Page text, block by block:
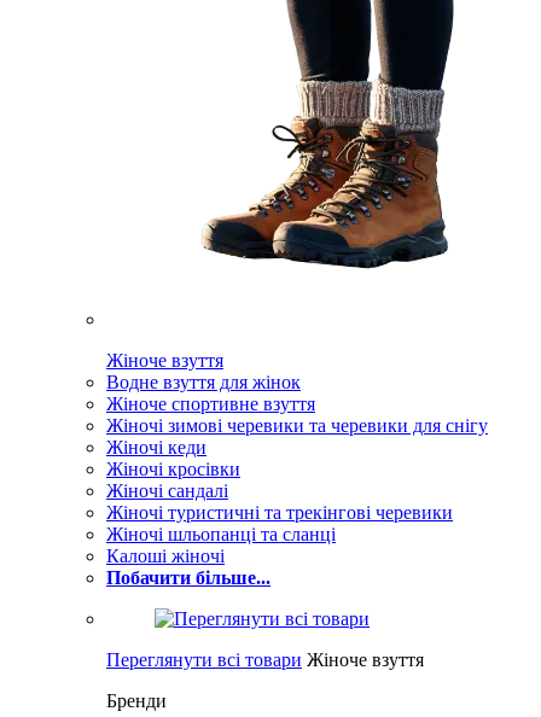
Жіноче взуття
Водне взуття для жінок
Жіноче спортивне взуття
Жіночі зимові черевики та черевики для снігу
Жіночі кеди
Жіночі кросівки
Жіночі сандалі
Жіночі туристичні та трекінгові черевики
Жіночі шльопанці та сланці
Калоші жіночі
Побачити більше...
Переглянути всі товари Жіноче взуття
Бренди